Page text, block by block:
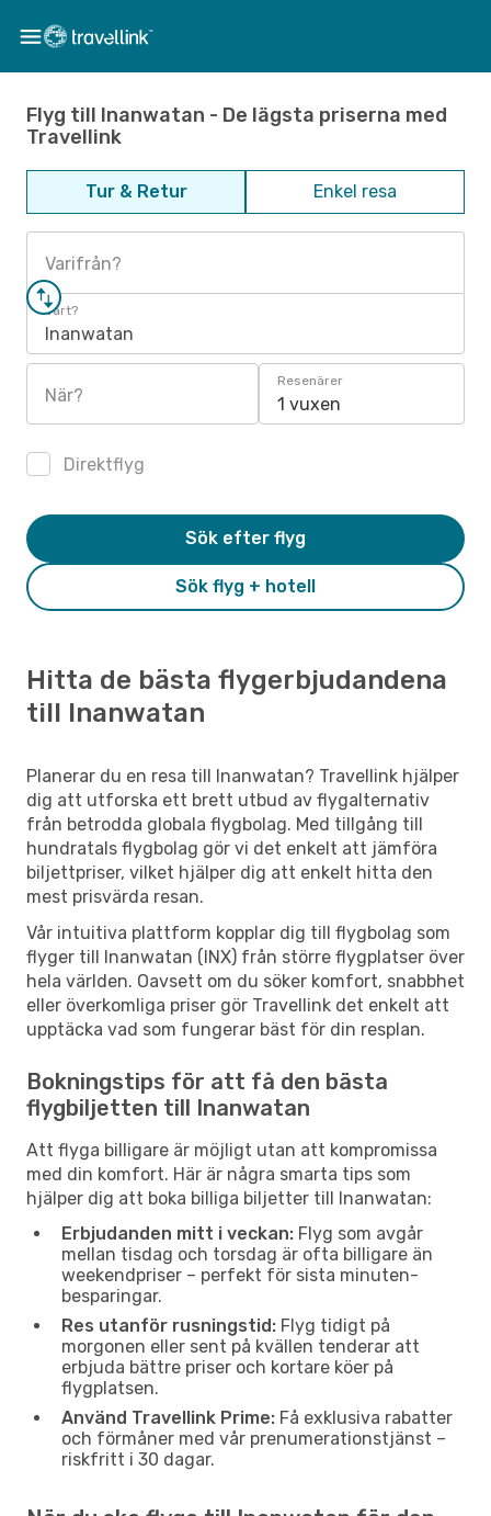
Flyg till Inanwatan - De lägsta priserna med
Travellink
Tur & Retur Enkel resa
Varifrån?
Vart?
Inanwatan
När?
Resenärer
1 vuxen
Direktflyg
Sök flyg + hotell
Sök efter flyg
Hitta de bästa flygerbjudandena
till Inanwatan
Planerar du en resa till Inanwatan? Travellink hjälper
dig att utforska ett brett utbud av flygalternativ
från betrodda globala flygbolag. Med tillgång till
hundratals flygbolag gör vi det enkelt att jämföra
biljettpriser, vilket hjälper dig att enkelt hitta den
mest prisvärda resan.
Vår intuitiva plattform kopplar dig till flygbolag som
flyger till Inanwatan (INX) från större flygplatser över
hela världen. Oavsett om du söker komfort, snabbhet
eller överkomliga priser gör Travellink det enkelt att
upptäcka vad som fungerar bäst för din resplan.
Bokningstips för att få den bästa
flygbiljetten till Inanwatan
Att flyga billigare är möjligt utan att kompromissa
med din komfort. Här är några smarta tips som
hjälper dig att boka billiga biljetter till Inanwatan:
Erbjudanden mitt i veckan: Flyg som avgår
mellan tisdag och torsdag är ofta billigare än
weekendpriser – perfekt för sista minuten-
besparingar.
Res utanför rusningstid: Flyg tidigt på
morgonen eller sent på kvällen tenderar att
erbjuda bättre priser och kortare köer på
flygplatsen.
Använd Travellink Prime: Få exklusiva rabatter
och förmåner med vår prenumerationstjänst –
riskfritt i 30 dagar.